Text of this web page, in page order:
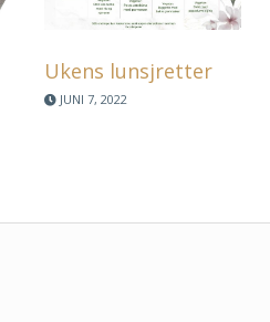
Ukens lunsjretter
JUNI 7, 2022